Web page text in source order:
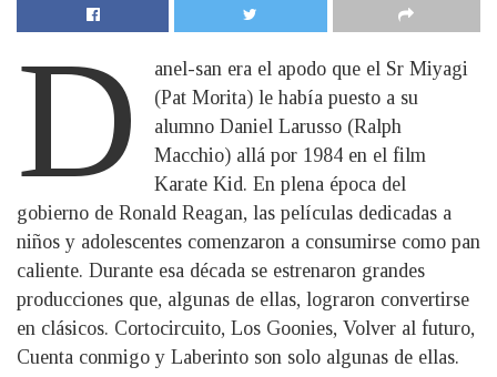
D
anel-san era el apodo que el Sr Miyagi
(Pat Morita) le había puesto a su
alumno Daniel Larusso (Ralph
Macchio) allá por 1984 en el film
Karate Kid. En plena época del
gobierno de Ronald Reagan, las películas dedicadas a
niños y adolescentes comenzaron a consumirse como pan
caliente. Durante esa década se estrenaron grandes
producciones que, algunas de ellas, lograron convertirse
en clásicos. Cortocircuito, Los Goonies, Volver al futuro,
Cuenta conmigo y Laberinto son solo algunas de ellas.